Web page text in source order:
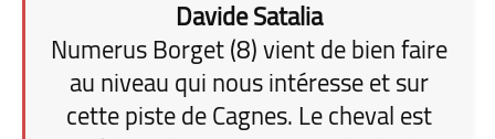
Davide Satalia
Numerus Borget (8) vient de bien faire
au niveau qui nous intéresse et sur
cette piste de Cagnes. Le cheval est